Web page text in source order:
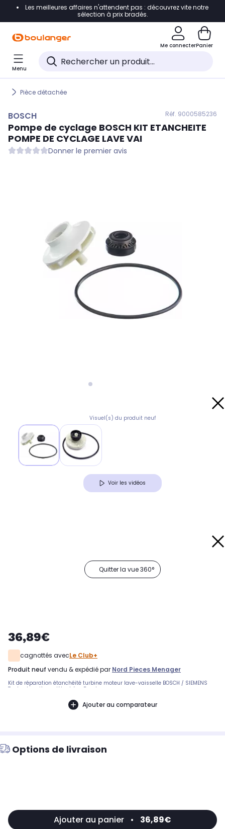
Accéder directement à la navigation
Accéder directement au pied de page
Accéder directement au chatbot
Les meilleures affaires n'attendent pas : découvrez vite notre
sélection à prix bradés.
Me connecterPanier
Menu
Pièce détachée
BOSCH Réf. 9000585236
Pompe de cyclage BOSCH KIT ETANCHEITE
POMPE DE CYCLAGE LAVE VAI
Donner le premier avis
Visuel(s) du produit neuf
Voir les vidéos
Quitter la vue 360°
36,89€
cagnottés avecLe Club+
produit neuf vendu & expédié par Nord Pieces Menager
Kit de réparation étanchéité turbine moteur lave-vaisselle BOSCH / SIEMENS
Toutes les pièces détachées Bosch
Ajouter au comparateur
Options de livraison
Ajouter au panier • 36,89€